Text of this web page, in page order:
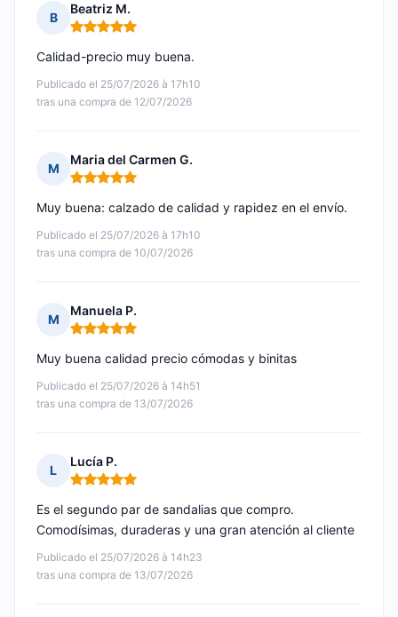
B
Beatriz M.
Nota: 5 de 5
Publicado el 25/07/2026 à 17h10
tras una compra de 12/07/2026
Calidad-precio muy buena.
M
Maria del Carmen G.
Nota: 5 de 5
Publicado el 25/07/2026 à 17h10
tras una compra de 10/07/2026
Muy buena: calzado de calidad y rapidez en el envío.
M
Manuela P.
Nota: 5 de 5
Publicado el 25/07/2026 à 14h51
tras una compra de 13/07/2026
Muy buena calidad precio cómodas y binitas
L
Lucía P.
Nota: 5 de 5
Publicado el 25/07/2026 à 14h23
tras una compra de 13/07/2026
Es el segundo par de sandalias que compro.
Comodísimas, duraderas y una gran atención al cliente